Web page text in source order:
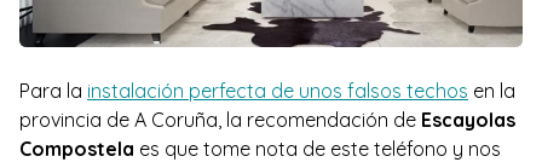
Para la instalación perfecta de unos falsos techos en la
provincia de A Coruña, la recomendación de Escayolas
Compostela es que tome nota de este teléfono y nos